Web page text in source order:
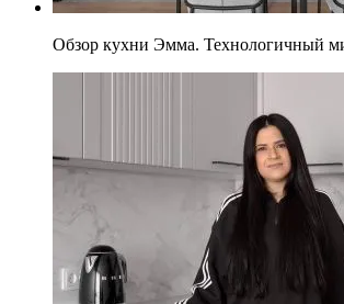
Обзор кухни Эмма. Технологичный